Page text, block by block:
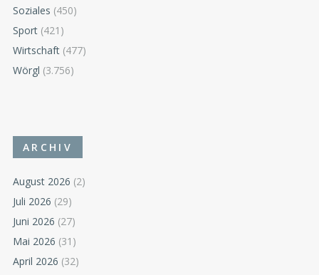
Soziales (450)
Sport (421)
Wirtschaft (477)
Wörgl (3.756)
ARCHIV
August 2026 (2)
Juli 2026 (29)
Juni 2026 (27)
Mai 2026 (31)
April 2026 (32)